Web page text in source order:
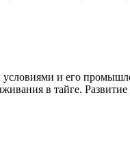
и его
в тайге.